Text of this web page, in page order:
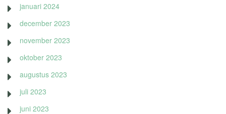
januari 2024
december 2023
november 2023
oktober 2023
augustus 2023
juli 2023
juni 2023